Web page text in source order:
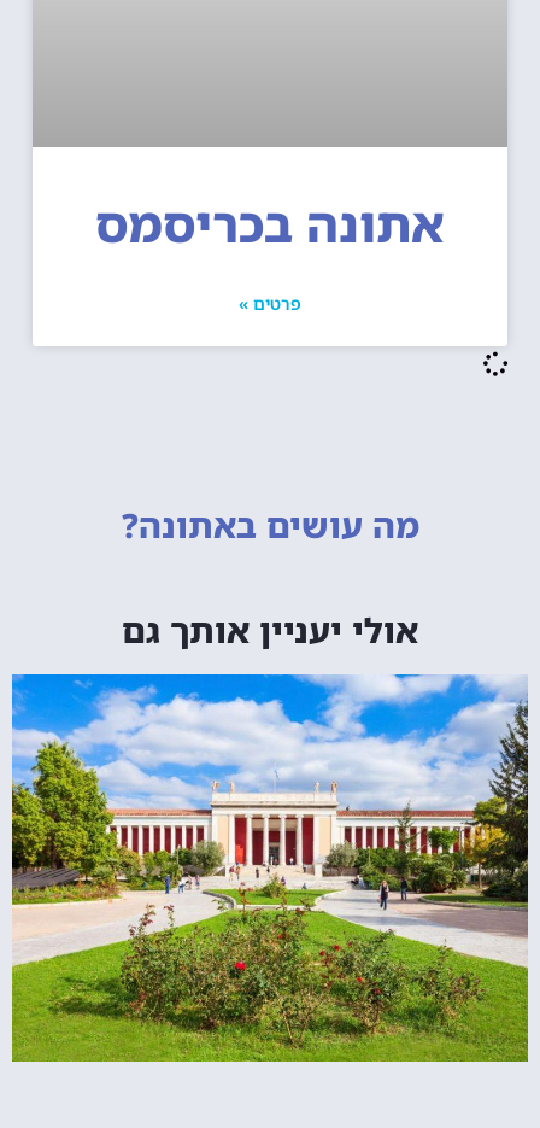
אתונה בכריסמס
מה עושים באתונה?
אולי יעניין אותך גם